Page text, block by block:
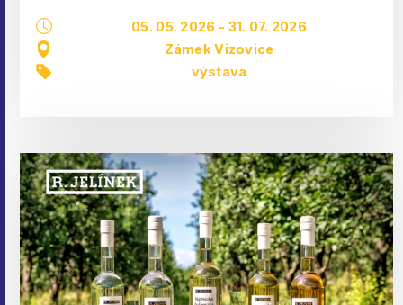
05. 05. 2026 - 31. 07. 2026
Zámek Vizovice
výstava